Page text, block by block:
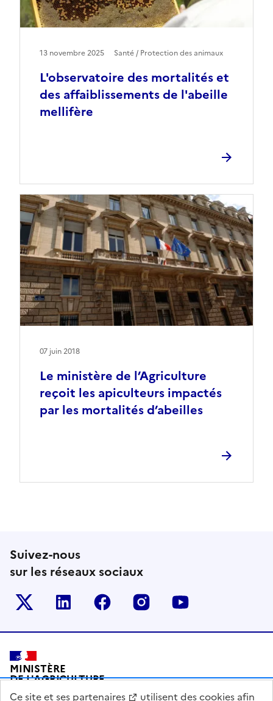
L'observatoire des mortalités et
des affaiblissements de l'abeille
mellifère
13 novembre 2025 Santé / Protection des animaux
Le ministère de l’Agriculture
reçoit les apiculteurs impactés
par les mortalités d’abeilles
07 juin 2018
Suivez-nous
sur les réseaux sociaux
Le ministère sur Twitter
Le ministère sur LinkedIn
Le ministère sur Facebook
Le ministère sur
Pied de page
MINISTÈRE
DE L'AGRICULTURE
DE L'AGRO-ALIMENTAIRE
Ce site et ses partenaires utilisent des cookies afin